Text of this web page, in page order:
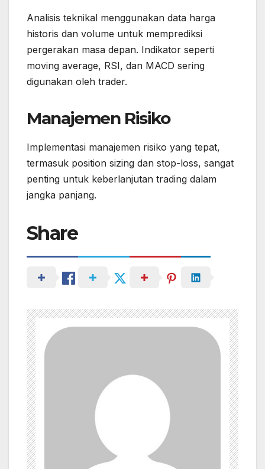
Analisis teknikal menggunakan data harga
historis dan volume untuk memprediksi
pergerakan masa depan. Indikator seperti
moving average, RSI, dan MACD sering
digunakan oleh trader.
Manajemen Risiko
Implementasi manajemen risiko yang tepat,
termasuk position sizing dan stop-loss, sangat
penting untuk keberlanjutan trading dalam
jangka panjang.
Share